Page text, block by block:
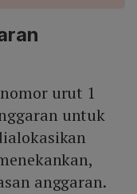
urut 1
untuk
anggaran.